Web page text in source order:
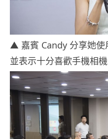
▲ 嘉賓 Candy 分享她使
並表示十分喜歡手機相